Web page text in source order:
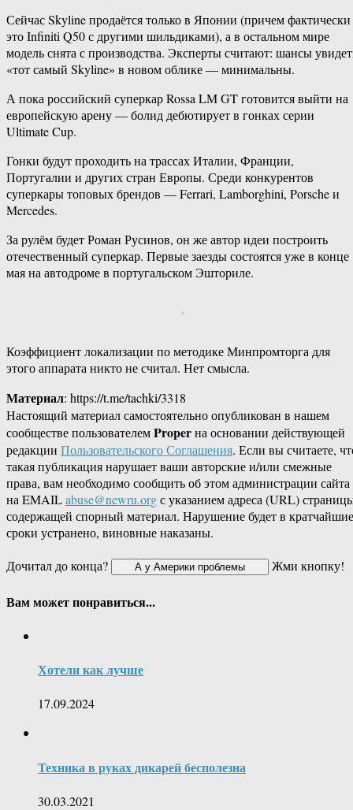
Сейчас Skyline продаётся только в Японии (причем фактически
это Infiniti Q50 с другими шильдиками), а в остальном мире
модель снята с производства. Эксперты считают: шансы
«тот самый Skyline» в новом облике — минимальны.
А пока российский суперкар Rossa LM GT готовится выйти на
европейскую арену — болид дебютирует в гонках серии
Ultimate Cup.
Гонки будут проходить на трассах Италии, Франции,
Португалии и других стран Европы. Среди конкурентов
суперкары топовых брендов — Ferrari, Lamborghini, Porsche и
Mercedes.
За рулём будет Роман Русинов, он же автор идеи построить
отечественный суперкар. Первые заезды состоятся уже в конце
мая на автодроме в португальском Эшториле.
Коэффициент локализации по методике Минпромторга для
этого аппарата никто не считал. Нет смысла.
Материал: https://t.me/tachki/3318
Настоящий материал самостоятельно опубликован в нашем
сообществе пользователемProperна основании действующей
редакции Пользовательского Соглашения. Если вы считаете,
такая публикация нарушает ваши авторские и/или смежные
права, вам необходимо сообщить об этом администрации сайта
на EMAILabuse@newru.orgс указанием адреса (URL)
содержащей спорный материал. Нарушение будет в кратчайшие
сроки устранено, виновные наказаны.
Дочитал до конца?
Жми кнопку!
Вам может понравиться...
Хотели как лучше
17.09.2024
Техника в руках дикарей бесполезна
30.03.2021